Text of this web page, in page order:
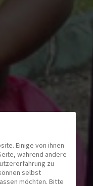
Einige von ihnen
während andere
zu
selbst
möchten. Bitte